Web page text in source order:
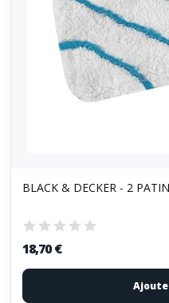
BLACK & DECKER - 2
18,70 €